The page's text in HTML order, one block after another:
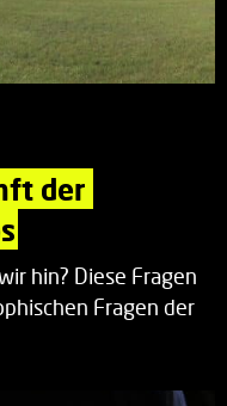
der
hin? Diese Fragen
Fragen der